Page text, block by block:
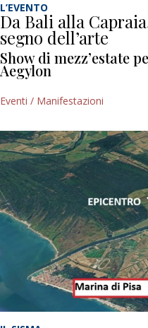
L’EVENTO
Da Bali alla
segno dell’arte
Show di mezz’estate
Aegylon
Eventi / Manifestazioni